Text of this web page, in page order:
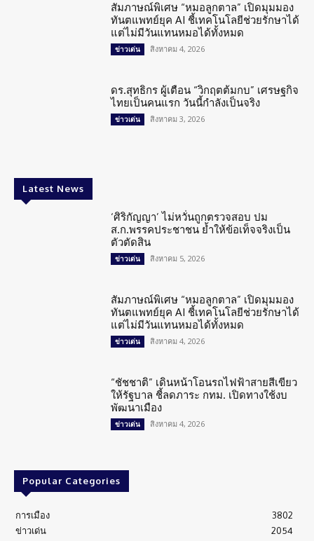
สัมภาษณ์พิเศษ “หมอลูกตาล” เปิดมุมมอง
ทันตแพทย์ยุค AI ชี้เทคโนโลยีช่วยรักษาได้
แต่ไม่มีวันแทนหมอได้ทั้งหมด
ข่าวเด่น สิงหาคม 4, 2026
ดร.สุทธิกร ผู้เตือน “วิกฤตต้มกบ” เศรษฐกิจ
ไทยเป็นคนแรก วันนี้กำลังเป็นจริง
ข่าวเด่น สิงหาคม 3, 2026
Latest News
‘ศิริกัญญา’ ไม่หวั่นถูกตรวจสอบ ปม
ส.ก.พรรคประชาชน ย้ำให้ข้อเท็จจริงเป็น
ตัวตัดสิน
ข่าวเด่น สิงหาคม 5, 2026
สัมภาษณ์พิเศษ “หมอลูกตาล” เปิดมุมมอง
ทันตแพทย์ยุค AI ชี้เทคโนโลยีช่วยรักษาได้
แต่ไม่มีวันแทนหมอได้ทั้งหมด
ข่าวเด่น สิงหาคม 4, 2026
“ชัชชาติ” เดินหน้าโอนรถไฟฟ้าสายสีเขียว
ให้รัฐบาล ชี้ลดภาระ กทม. เปิดทางใช้งบ
พัฒนาเมือง
ข่าวเด่น สิงหาคม 4, 2026
Popular Categories
การเมือง
3802
ข่าวเด่น
2054